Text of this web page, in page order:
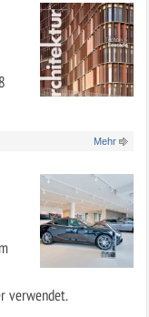
Mehr
verwendet.